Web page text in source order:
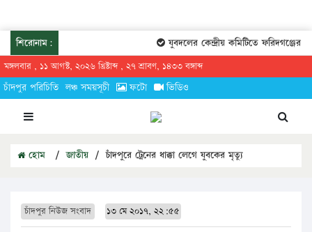
শিরোনাম: যুবদলের কেন্দ্রীয় কমিটিতে ফরিদগঞ্জের
মঙ্গলবার , ১১ আগস্ট, ২০২৬ খ্রিষ্টাব্দ , ২৭ শ্রাবণ, ১৪৩৩ বঙ্গাব্দ
চাঁদপুর পরিচিতি লঞ্চ সময়সূচী ফটো ভিডিও
হোম / জাতীয় / চাঁদপুরে ট্রেনের ধাক্কা লেগে যুবকের মৃত্যু
চাঁদপুর নিউজ সংবাদ ১৩ মে ২০১৭, ২২:৫৫